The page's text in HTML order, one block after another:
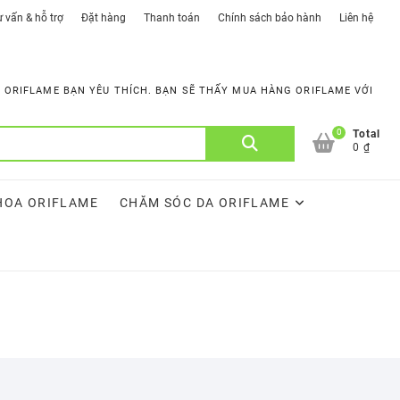
vấn & hỗ trợ Đặt hàng Thanh toán Chính sách bảo hành Liên hệ
BẠN YÊU THÍCH. BẠN SẼ THẤY MUA HÀNG ORIFLAME VỚI
0
Total
0 ₫
ORIFLAME CHĂM SÓC DA ORIFLAME